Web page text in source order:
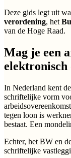
Deze gids legt uit
verordening, het
van de Hoge Raad.
Mag je een
elektronisch
In Nederland kent
schriftelijke vorm
tegen loon is
bestaat. Een
Echter, het BW en
schriftelijke